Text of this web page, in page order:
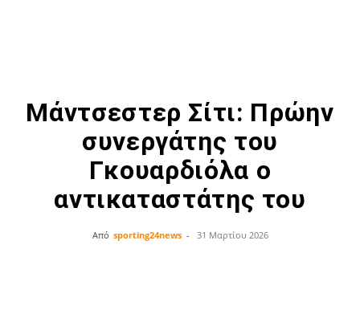
Μάντσεστερ Σίτι: Πρώην
συνεργάτης του
Γκουαρδιόλα ο
αντικαταστάτης του
Από sporting24news - 31 Μαρτίου 2026